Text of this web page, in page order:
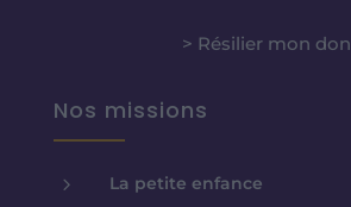
> Résilier mon don
Nos missions
5 La petite enfance